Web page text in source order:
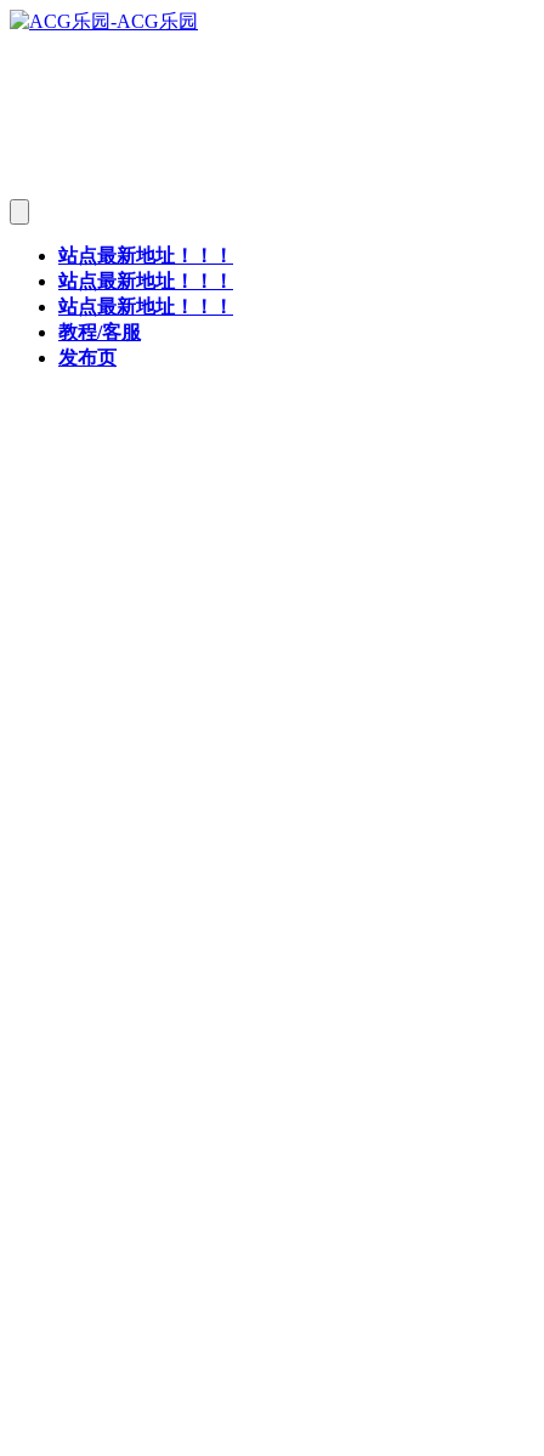
站点最新地址！！！
站点最新地址！！！
站点最新地址！！！
教程/客服
发布页